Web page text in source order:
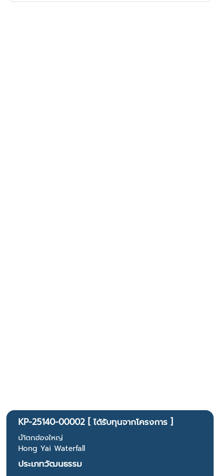
KP-25140-00002 [ ได้รับทุนจากโครงการ ]
นำ้ตกฮ่องใหญ่
Hong Yai Waterfall
ประเภทวัฒนธรรม